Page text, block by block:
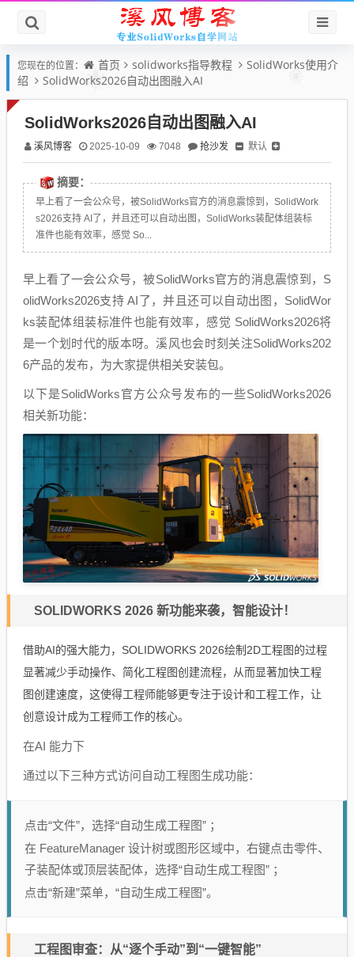
您现在的位置： 首页 solidworks指导教程
SolidWorks使用介
绍
SolidWorks2026自动出图融入AI
SolidWorks2026自动出图融入AI
溪风博客 2025-10-09 7048 抢沙发 默认
摘要：
早上看了一会公众号，被SolidWorks官方的消息震惊到，SolidWork
s2026支持 AI了，并且还可以自动出图，SolidWorks装配体组装标
准件也能有效率，感觉 So...
早上看了一会公众号，被SolidWorks官方的消息震惊到，S
olidWorks2026支持 AI了，并且还可以自动出图，SolidWor
ks装配体组装标准件也能有效率，感觉 SolidWorks2026将
是一个划时代的版本呀。溪风也会时刻关注SolidWorks202
6产品的发布，为大家提供相关安装包。
以下是SolidWorks官方公众号发布的一些SolidWorks2026
相关新功能：
SOLIDWORKS 2026 新功能来袭，智能设计！
借助AI的强大能力，SOLIDWORKS 2026绘制2D工程图的过程
显著减少手动操作、简化工程图创建流程，从而显著加快工程
图创建速度，这使得工程师能够更专注于设计和工程工作，让
创意设计成为工程师工作的核心。
在AI 能力下
通过以下三种方式访问自动工程图生成功能：
点击“文件”，选择“自动生成工程图” ；
在 FeatureManager 设计树或图形区域中，右键点击零件、
子装配体或顶层装配体，选择“自动生成工程图” ；
点击“新建”菜单，“自动生成工程图”。
工程图审查：从“逐个手动”到“一键智能”